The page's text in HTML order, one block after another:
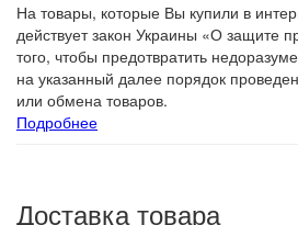
На товары, которые Вы купили в
действует закон Украины «О защите
того, чтобы предотвратить
на указанный далее порядок
или обмена товаров.
Подробнее
Доставка товара